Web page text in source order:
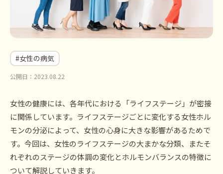
#女性の病気
公開日：2023.08.22
女性の健康には、各年代における「ライフステージ」が密接
に関係しています。ライフステージごとに変化する女性ホル
モンの分泌によって、女性の心身に大きな影響があるためで
す。今回は、女性のライフステージの大まかな分類、またそ
れぞれのステージの体調の変化とホルモンバランスの特徴に
ついて解説していきます。